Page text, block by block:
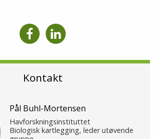
Kontakt
Pål Buhl-Mortensen
Havforskningsinstituttet
Biologisk kartlegging, leder utøvende